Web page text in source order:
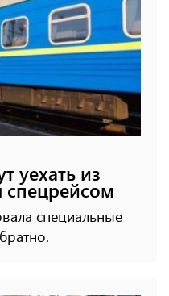
уехать из
спецрейсом
специальные